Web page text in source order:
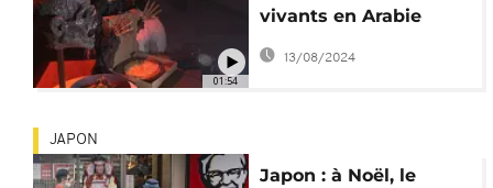
01:54
vivants en Arabie
saoudite
13/08/2024
JAPON
Japon : à Noël, le